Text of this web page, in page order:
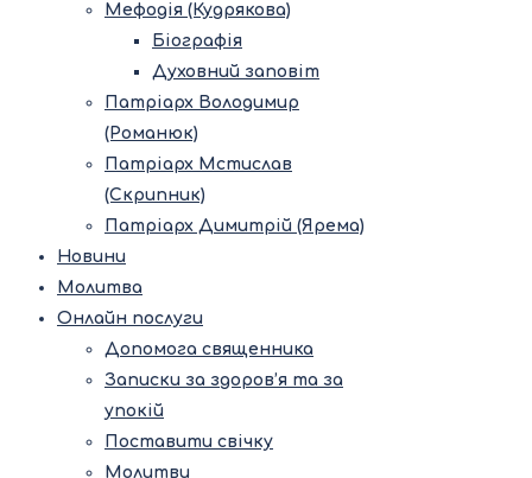
Мефодія (Кудрякова)
Біографія
Духовний заповіт
Патріарх Володимир
(Романюк)
Патріарх Мстислав
(Скрипник)
Патріарх Димитрій (Ярема)
Новини
Молитва
Онлайн послуги
Допомога священника
Записки за здоров’я та за
упокій
Поставити свічку
Молитви